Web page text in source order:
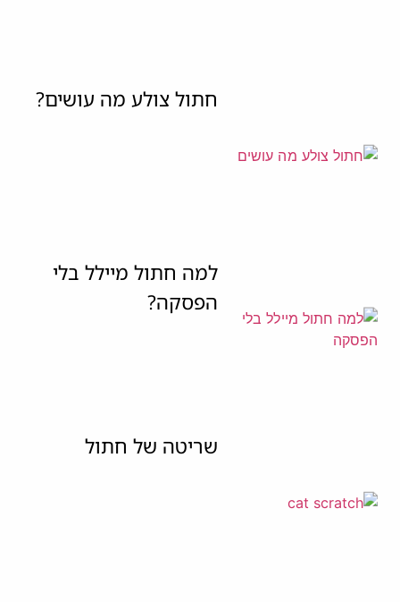
חתול צולע מה עושים?
למה חתול מיילל בלי
הפסקה?
שריטה של חתול